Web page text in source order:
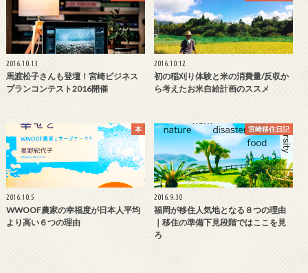
2016.10.13
馬渡松子さんも登壇！宮崎ビジネス
プランコンテスト2016開催
2016.10.12
初の稲刈り体験と米の消費量/反収か
ら考えたお米自給計画のススメ
本
2016.10.5
WWOOF農家の幸福度が日本人平均
より高い６つの理由
宮崎移住日記
2016.9.30
福岡が移住人気地となる８つの理由
｜移住の準備下見段階ではここを見
ろ